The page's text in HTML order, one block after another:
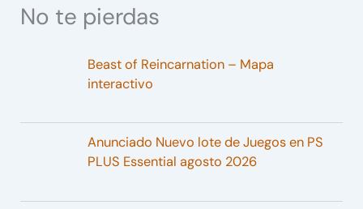
No te pierdas
Beast of Reincarnation – Mapa
interactivo
Anunciado Nuevo lote de Juegos en PS
PLUS Essential agosto 2026